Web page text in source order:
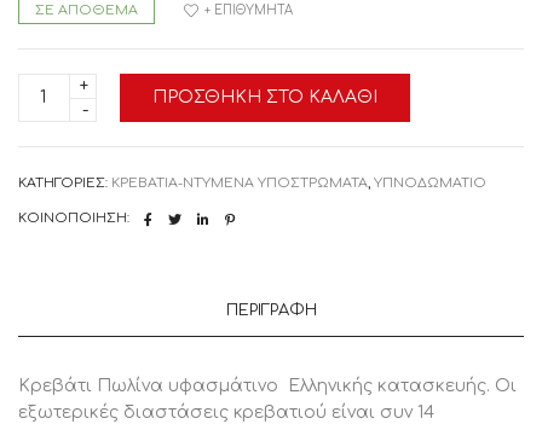
ΣΕ ΑΠΌΘΕΜΑ
kps5517
KPS/
ΜΕ
ΑΠΟΘΗΚΕΥΤΙΚΟ
ΧΩΡΟ
Τεμάχιο
ΠΡΟΣΘΉΚΗ ΣΤΟ ΚΑΛΆΘΙ
+ ΕΠΙΘΥΜΗΤΆ
ΚΑΤΗΓΟΡΊΕΣ: ΚΡΕΒΑΤΙΑ-ΝΤΥΜΕΝΑ ΥΠΟΣΤΡΩΜΑΤΑ, ΥΠΝΟΔΩΜΑΤΙΟ
ΚΟΙΝΟΠΟΊΗΣΗ:
ΠΕΡΙΓΡΑΦΉ
Κρεβάτι Πωλίνα υφασμάτινο Ελληνικής κατασκευής. Οι
εξωτερικές διαστάσεις κρεβατιού είναι συν 14